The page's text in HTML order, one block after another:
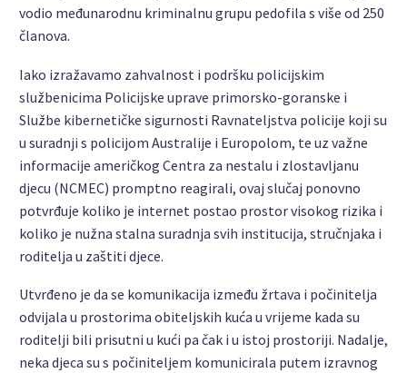
vodio međunarodnu kriminalnu grupu pedofila s više od 250
članova.
Iako izražavamo zahvalnost i podršku policijskim
službenicima Policijske uprave primorsko-goranske i
Službe kibernetičke sigurnosti Ravnateljstva policije koji su
u suradnji s policijom Australije i Europolom, te uz važne
informacije američkog Centra za nestalu i zlostavljanu
djecu (NCMEC) promptno reagirali, ovaj slučaj ponovno
potvrđuje koliko je internet postao prostor visokog rizika i
koliko je nužna stalna suradnja svih institucija, stručnjaka i
roditelja u zaštiti djece.
Utvrđeno je da se komunikacija između žrtava i počinitelja
odvijala u prostorima obiteljskih kuća u vrijeme kada su
roditelji bili prisutni u kući pa čak i u istoj prostoriji. Nadalje,
neka djeca su s počiniteljem komunicirala putem izravnog